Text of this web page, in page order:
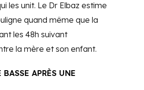
les unit. Le Dr Elbaz estime
quand même que la
les 48h suivant
la mère et son enfant.
APRÈS UNE